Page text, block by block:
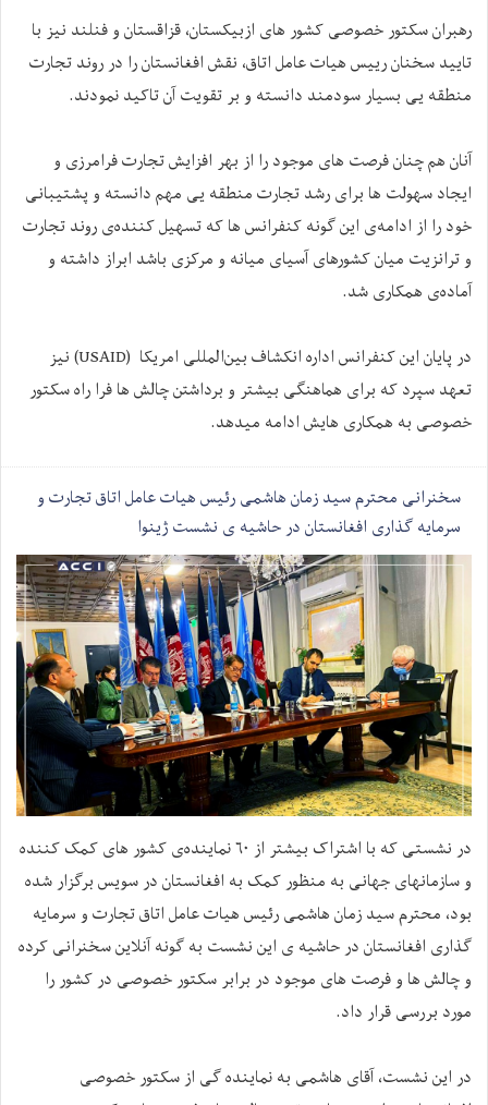
رهبران سکتور خصوصی کشور های ازبیکستان، قزاقستان و فنلند نیز با
تایید سخنان رییس هیات عامل اتاق، نقش افغانستان را در روند تجارت
منطقه یی بسیار سودمند دانسته و بر تقویت آن تاکید نمودند.
آنان هم چنان فرصت های موجود را از بهر افزایش تجارت فرامرزی و
ایجاد سهولت ها برای رشد تجارت منطقه یی مهم دانسته و پشتیبانی
خود را از ادامه‌ی این گونه کنفرانس ها که تسهیل کننده‌ی روند تجارت
و ترانزیت میان کشورهای آسیای میانه و مرکزی باشد ابراز داشته و
آماده‌ی همکاری شد.
در پایان این کنفرانس اداره انکشاف بین‌المللی امریکا (USAID) نیز
تعهد سپرد که برای هماهنگی بیشتر و برداشتن چالش ها فرا راه سکتور
خصوصی به همکاری هایش ادامه میدهد.
سخنرانی محترم سید زمان هاشمی رئیس هیات عامل اتاق تجارت و
سرمایه گذاری افغانستان در حاشیه ی نشست ژینوا
در نشستی که با اشتراک بیشتر از ۶۰ نماینده‌ی کشور های کمک کننده
و سازمانهای جهانی به منظور کمک به افغانستان در سویس برگزار شده
بود، محترم سید زمان هاشمی رئیس هیات عامل اتاق تجارت و سرمایه
گذاری افغانستان در حاشیه ی این نشست به گونه آنلاین سخنرانی کرده
و چالش ها و فرصت های موجود در برابر سکتور خصوصی در کشور را
مورد بررسی قرار داد.
در این نشست، آقای هاشمی به نماینده گی از سکتور خصوصی